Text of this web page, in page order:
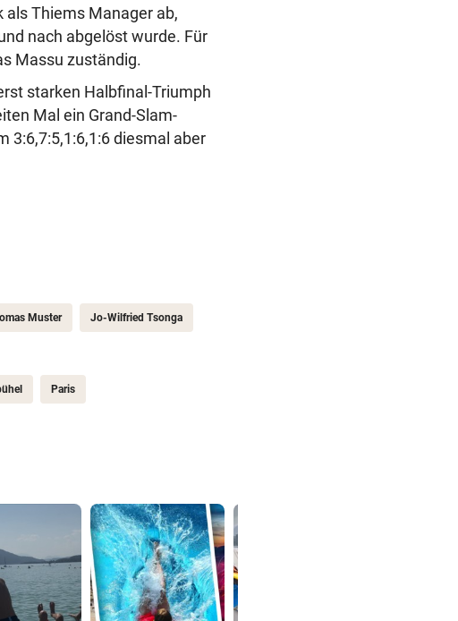
als Thiems Manager ab,
nach abgelöst wurde. Für
Massu zuständig.
starken Halbfinal-Triumph
Mal ein Grand-Slam-
3:6,7:5,1:6,1:6 diesmal aber
Muster Jo-Wilfried Tsonga
Paris